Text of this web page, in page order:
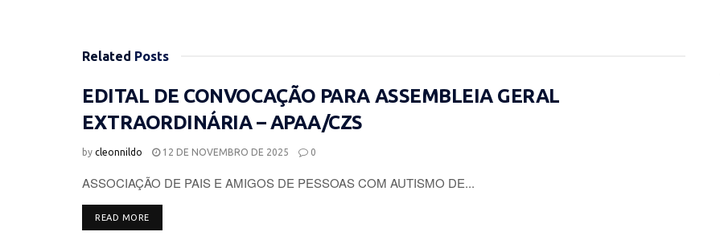
Related Posts
EDITAL DE CONVOCAÇÃO PARA ASSEMBLEIA GERAL
EXTRAORDINÁRIA – APAA/CZS
by cleonnildo 12 DE NOVEMBRO DE 2025 0
ASSOCIAÇÃO DE PAIS E AMIGOS DE PESSOAS COM AUTISMO DE...
READ MOREDETAILS